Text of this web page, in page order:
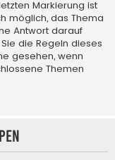
Markierung ist
möglich, das Thema
Antwort darauf
die Regeln dieses
gesehen, wenn
Themen